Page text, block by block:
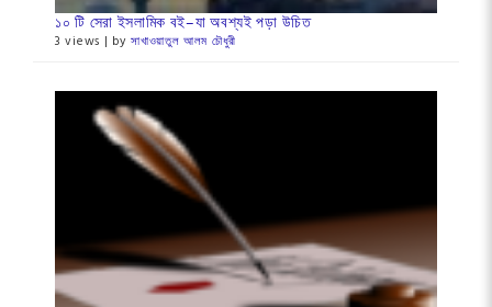
১০ টি সেরা ইসলামিক বই–যা অবশ্যই পড়া উচিত
3 views | byসাখাওয়াতুল আলম চৌধুরী